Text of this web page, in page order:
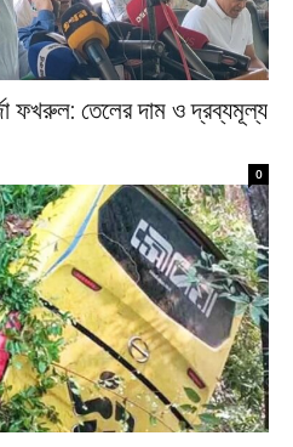
ফখরুল: তেলের দাম ও দ্রব্যমূল্য
0